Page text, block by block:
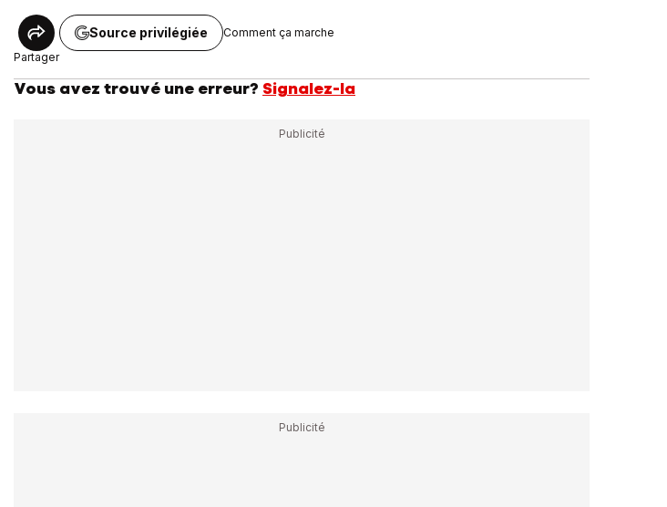
Partager
Source privilégiée Comment ça marche
Vous avez trouvé une erreur? Signalez-la